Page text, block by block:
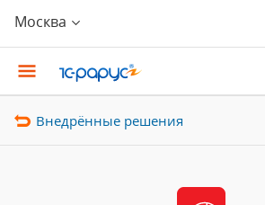
Москва
Внедрённые решения